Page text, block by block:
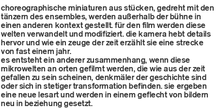
choreographische miniaturen aus stücken, gedreht mit den
tänzern des ensembles, werden außerhalb der bühne in
einen anderen kontext gestellt. für den film werden diese
welten verwandelt und modifiziert. die kamera hebt details
hervor und wie ein zeuge der zeit erzählt sie eine strecke
von fast einem jahr.
es entsteht ein anderer zusammenhang, wenn diese
mikrowelten an orten gefilmt werden, die wie aus der zeit
gefallen zu sein scheinen, denkmäler der geschichte sind
oder sich in stetiger transformation befinden. sie ergeben
eine neue lesart und werden in einem geflecht von bildern
neu in beziehung gesetzt.